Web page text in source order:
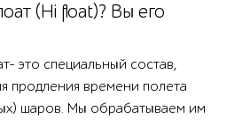
(Hi float)? Вы его
это специальный состав,
продления времени полета
шаров. Мы обрабатываем им